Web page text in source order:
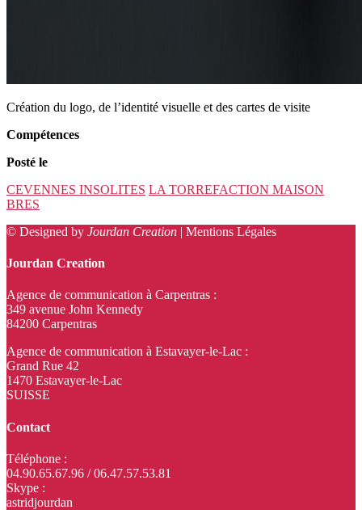
Création du logo, de l’identité visuelle et des cartes de visite
Compétences
Posté le
CEVENNES INSOLITES LA TORREFACTION MAISON
BRES
© Designed by Jourdan Creation | Mentions Légales
Jourdan Creation
Agence de communication à Carpentras :
349 avenue John Kennedy
84200 Carpentras
Agence de communication à Estavayer-le-Lac :
Grand Rue 42
1470 Estavayer-le-Lac
SUISSE
Contact
Téléphone :
04.90.65.67.96 / 06.47.57.53.81
Skype :
astridjourdan